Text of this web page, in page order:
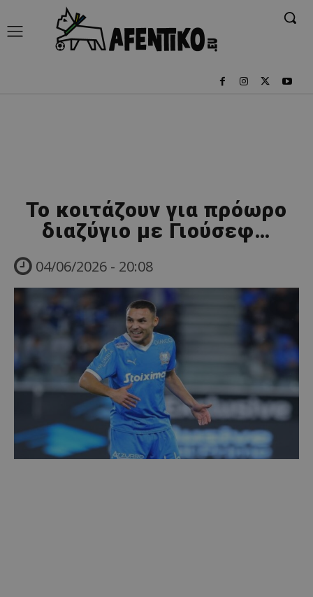
Το κοιτάζουν για πρόωρο
διαζύγιο με Γιούσεφ…
04/06/2026 - 20:08